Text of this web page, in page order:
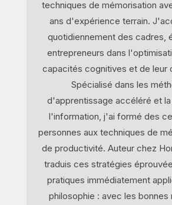
techniques de mémorisation
ans d'expérience terrain.
quotidiennement des cadres,
entrepreneurs dans
capacités cognitives et de leur
Spécialisé dans les
d'apprentissage accéléré et
l'information, j'ai formé des
personnes aux techniques de
de productivité. Auteur chez
traduis ces stratégies
pratiques immédiatement
philosophie : avec les bonnes